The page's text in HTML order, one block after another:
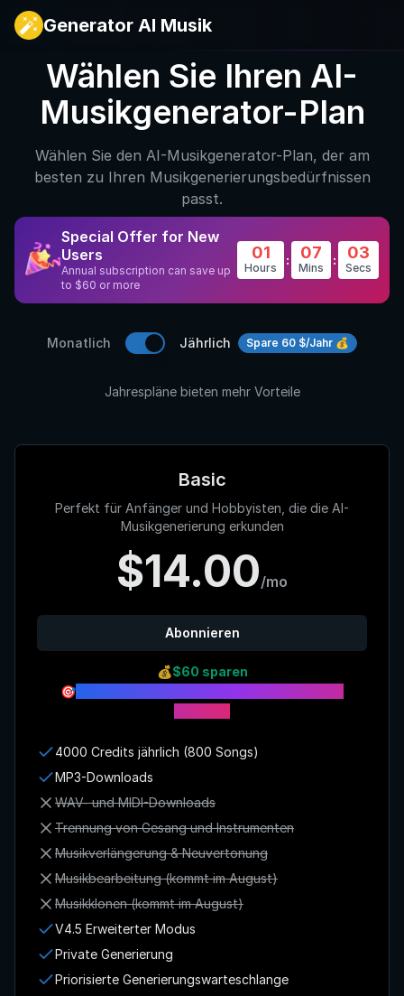
Generator AI Musik
Wählen Sie Ihren AI-
Musikgenerator-Plan
Wählen Sie den AI-Musikgenerator-Plan, der am
besten zu Ihren Musikgenerierungsbedürfnissen
passt.
Special Offer for New
Users
Annual subscription can save up
to $60 or more
01
Hours
: 07
Mins
: 02
Secs
Monatlich Jährlich Spare 60 $/Jahr 💰
Jahrespläne bieten mehr Vorteile
Basic
Perfekt für Anfänger und Hobbyisten, die die AI-
Musikgenerierung erkunden
$14.00/mo
Abonnieren
💰$60 sparen
🎯
4000 Credits jährlich (800 Songs)
MP3-Downloads
WAV- und MIDI-Downloads
Trennung von Gesang und Instrumenten
Musikverlängerung & Neuvertonung
Musikbearbeitung (kommt im August)
Musikklonen (kommt im August)
V4.5 Erweiterter Modus
Private Generierung
Priorisierte Generierungswarteschlange